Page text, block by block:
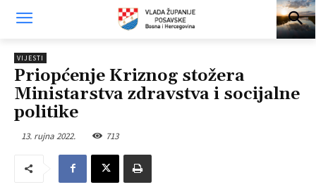
VIJESTI
Priopćenje Kriznog stožera
Ministarstva zdravstva i socijalne
politike
13. rujna 2022. 713